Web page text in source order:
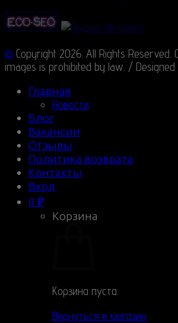
© Copyright 2026. All Rights Reserved.
images is prohibited by law. / Designed
Главная
Новости
Блог
Вакансии
Отзывы
Политика возврата
Контакты
Вход
0 ₽
Корзина
Корзина пуста.
Вернуться в магазин